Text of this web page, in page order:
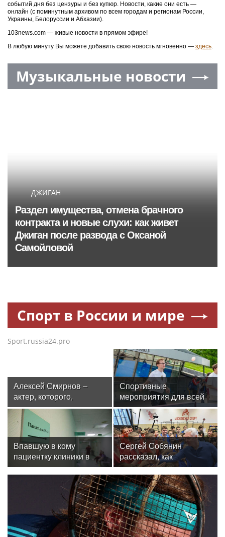
событий дня без цензуры и без купюр. Новости, какие они есть —
онлайн (с поминутным архивом по всем городам и регионам России,
Украины, Белоруссии и Абхазии).
103news.com — живые новости в прямом эфире!
В любую минуту Вы можете добавить свою новость мгновенно — здесь.
Музыкальные новости
ДЖИГАН
Раздел имущества, отмена брачного
контракта и новые слухи: как живет
Джиган после развода с Оксаной
Самойловой
Спорт в России и мире
Sport.russia24.pro
Алексей Смирнов –
актер, которого,
надеюсь, еще не
забыли
Спортивные
мероприятия для всей
семьи пройдут у
столичного Музея
космонавтики в августе
Впавшую в кому
пациентку клиники в
Москве спасли, ей
оказалась чемпионка
Сергей Собянин
рассказал, как
отреставрируют
знаменитый
спортивный комплекс
столицы